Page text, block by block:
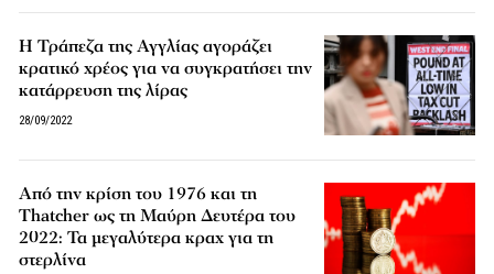
Η Τράπεζα της Αγγλίας αγοράζει
κρατικό χρέος για να συγκρατήσει την
κατάρρευση της λίρας
28/09/2022
Από την κρίση του 1976 και τη
Thatcher ως τη Μαύρη Δευτέρα του
2022: Τα μεγαλύτερα κραχ για τη
στερλίνα